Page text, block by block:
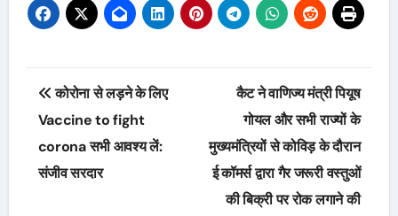
Post
navigation
कोरोना से लड़ने के लिए
Vaccine to fight
corona सभी आवश्य लें:
संजीव सरदार
कैट ने वाणिज्य मंत्री पियूष
गोयल और सभी राज्यों के
मुख्यमंत्रियों से कोविड़ के दौरान
ई कॉमर्स द्वारा गैर जरूरी वस्तुओं
की बिक्री पर रोक लगाने की